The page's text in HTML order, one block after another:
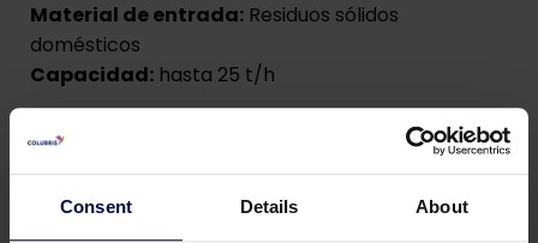
Consent Details About
Material de entrada: Residuos sólidos
domésticos
Capacidad: hasta 25 t/h
Procesos aplicados:
Troceadora: una troceadora corta el material
hasta un tamaño manejable.